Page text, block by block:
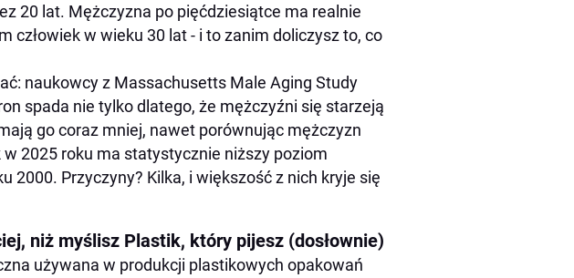
20 lat. Mężczyzna po pięćdziesiątce ma realnie
człowiek w wieku 30 lat - i to zanim doliczysz to, co
naukowcy z Massachusetts Male Aging Study
spada nie tylko dlatego, że mężczyźni się starzeją
go coraz mniej, nawet porównując mężczyzn
2025 roku ma statystycznie niższy poziom
2000. Przyczyny? Kilka, i większość z nich kryje się
niż myślisz Plastik, który pijesz (dosłownie)
używana w produkcji plastikowych opakowań